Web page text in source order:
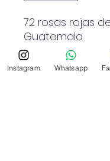
72 rosas rojas
Guatemala
12 rosas salmón
ecuatorianas
Instagram Whatsapp